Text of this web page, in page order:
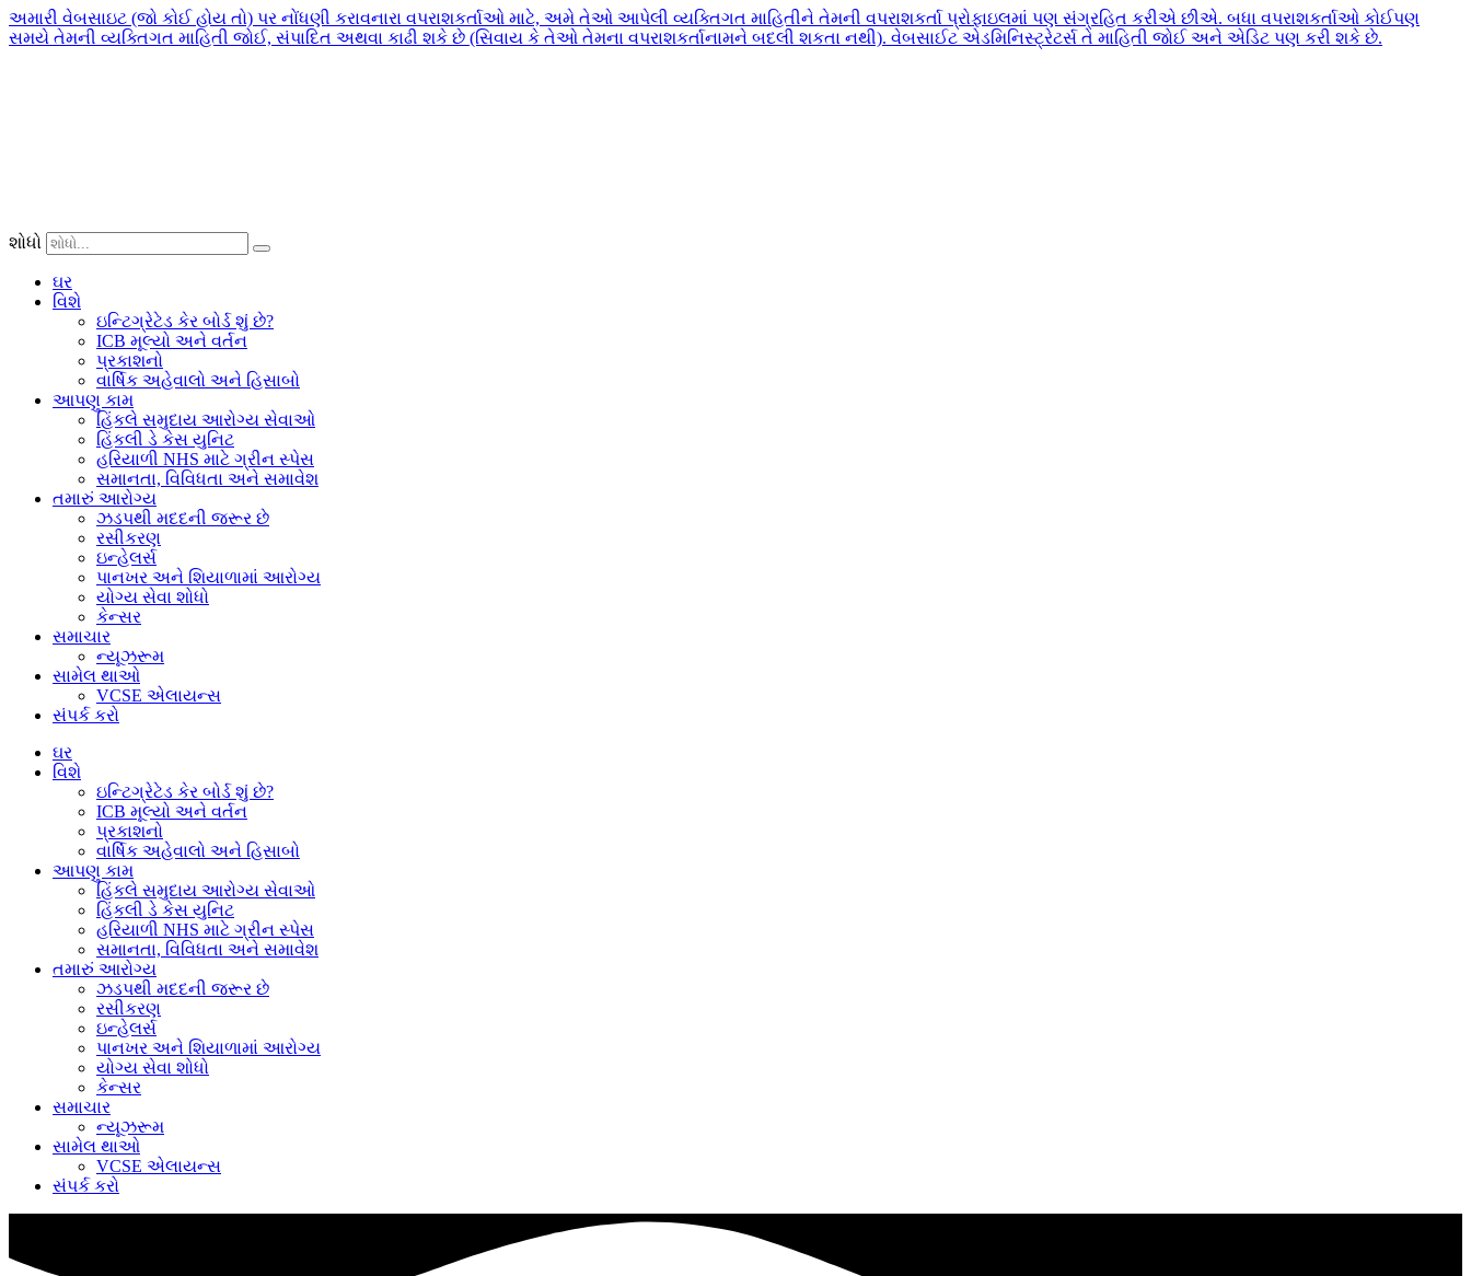
અમારી વેબસાઇટ (જો કોઈ હોય તો) પર નોંધણી કરાવનારા વપરાશકર્તાઓ માટે, અમે તેઓ આપેલી વ્યક્તિગત માહિતીને તેમની વપરાશકર્તા પ્રોફાઇલમાં પણ સંગ્રહિત કરીએ છીએ. બધા વપરાશકર્તાઓ કોઈપણ
સમયે તેમની વ્યક્તિગત માહિતી જોઈ, સંપાદિત અથવા કાઢી શકે છે (સિવાય કે તેઓ તેમના વપરાશકર્તાનામને બદલી શકતા નથી). વેબસાઈટ એડમિનિસ્ટ્રેટર્સ તે માહિતી જોઈ અને એડિટ પણ કરી શકે છે.
શોધો
ઘર
વિશે
ઇન્ટિગ્રેટેડ કેર બોર્ડ શું છે?
ICB મૂલ્યો અને વર્તન
પ્રકાશનો
વાર્ષિક અહેવાલો અને હિસાબો
આપણુ કામ
હિંકલે સમુદાય આરોગ્ય સેવાઓ
હિંકલી ડે કેસ યુનિટ
હરિયાળી NHS માટે ગ્રીન સ્પેસ
સમાનતા, વિવિધતા અને સમાવેશ
તમારું આરોગ્ય
ઝડપથી મદદની જરૂર છે
રસીકરણ
ઇન્હેલર્સ
પાનખર અને શિયાળામાં આરોગ્ય
યોગ્ય સેવા શોધો
કેન્સર
સમાચાર
ન્યૂઝરૂમ
સામેલ થાઓ
VCSE એલાયન્સ
સંપર્ક કરો
ઘર
વિશે
ઇન્ટિગ્રેટેડ કેર બોર્ડ શું છે?
ICB મૂલ્યો અને વર્તન
પ્રકાશનો
વાર્ષિક અહેવાલો અને હિસાબો
આપણુ કામ
હિંકલે સમુદાય આરોગ્ય સેવાઓ
હિંકલી ડે કેસ યુનિટ
હરિયાળી NHS માટે ગ્રીન સ્પેસ
સમાનતા, વિવિધતા અને સમાવેશ
તમારું આરોગ્ય
ઝડપથી મદદની જરૂર છે
રસીકરણ
ઇન્હેલર્સ
પાનખર અને શિયાળામાં આરોગ્ય
યોગ્ય સેવા શોધો
કેન્સર
સમાચાર
ન્યૂઝરૂમ
સામેલ થાઓ
VCSE એલાયન્સ
સંપર્ક કરો